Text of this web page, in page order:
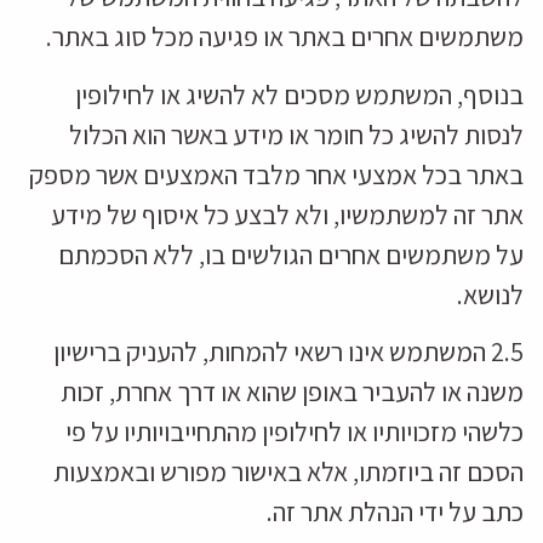
משתמשים אחרים באתר או פגיעה מכל סוג באתר.
בנוסף, המשתמש מסכים לא להשיג או לחילופין
לנסות להשיג כל חומר או מידע באשר הוא הכלול
באתר בכל אמצעי אחר מלבד האמצעים אשר מספק
אתר זה למשתמשיו, ולא לבצע כל איסוף של מידע
על משתמשים אחרים הגולשים בו, ללא הסכמתם
לנושא.
2.5 המשתמש אינו רשאי להמחות, להעניק ברישיון
משנה או להעביר באופן שהוא או דרך אחרת, זכות
כלשהי מזכויותיו או לחילופין מהתחייבויותיו על פי
הסכם זה ביוזמתו, אלא באישור מפורש ובאמצעות
כתב על ידי הנהלת אתר זה.